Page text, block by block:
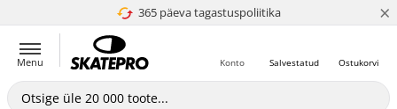
365 päeva tagastuspoliitika
4.8 paljaks 5 ×
Menu Ostukorvi
Salvestatud
Konto